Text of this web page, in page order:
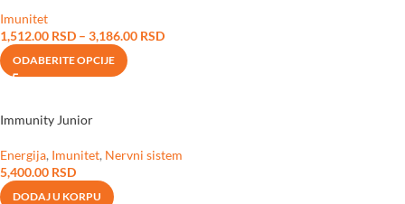
Imunitet
1,512.00 RSD – 3,186.00 RSD
ODABERITE OPCIJE
Immunity Junior
Energija, Imunitet, Nervni sistem
5,400.00 RSD
DODAJ U KORPU